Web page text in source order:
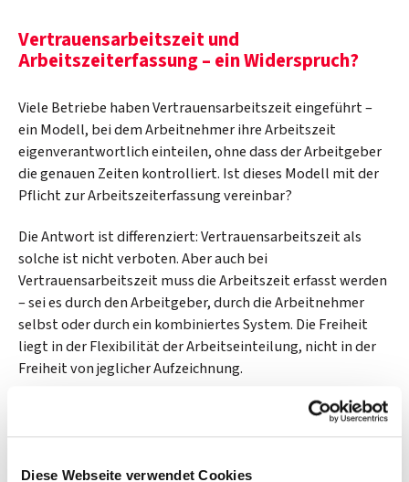
Diese Webseite verwendet Cookies
Vertrauensarbeitszeit und
Arbeitszeiterfassung – ein Widerspruch?
Viele Betriebe haben Vertrauensarbeitszeit eingeführt –
ein Modell, bei dem Arbeitnehmer ihre Arbeitszeit
eigenverantwortlich einteilen, ohne dass der Arbeitgeber
die genauen Zeiten kontrolliert. Ist dieses Modell mit der
Pflicht zur Arbeitszeiterfassung vereinbar?
Die Antwort ist differenziert: Vertrauensarbeitszeit als
solche ist nicht verboten. Aber auch bei
Vertrauensarbeitszeit muss die Arbeitszeit erfasst werden
– sei es durch den Arbeitgeber, durch die Arbeitnehmer
selbst oder durch ein kombiniertes System. Die Freiheit
liegt in der Flexibilität der Arbeitseinteilung, nicht in der
Freiheit von jeglicher Aufzeichnung.
Für Betriebsräte bedeutet das: Auch in Betrieben mit
Vertrauensarbeitszeit besteht Handlungsbedarf. Die Frage